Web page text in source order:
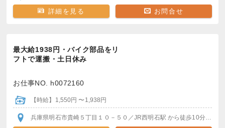
詳細を見る お問合せ
最大給1938円・バイク部品をリ
フトで運搬・土日休み
お仕事NO. h0072160
【時給】1,550円 〜1,938円
兵庫県明石市貴崎５丁目１０－５０ ／JR西明石駅 から徒歩10分バイ